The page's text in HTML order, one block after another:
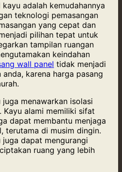
adalah kemudahannya
teknologi pemasangan
yang cepat dan
pilihan tepat untuk
tampilan ruangan
keindahan
wall panel tidak menjadi
karena harga pasang
menawarkan isolasi
Kayu alami memiliki sifat
dapat membantu menjaga
terutama di musim dingin.
dapat mengurangi
ruang yang lebih